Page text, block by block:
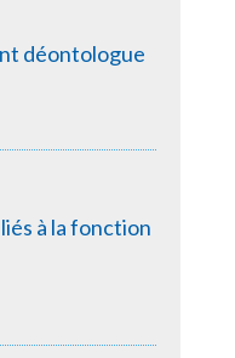
déontologue
à la fonction